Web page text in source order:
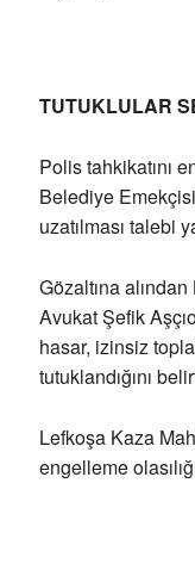
TUTUKLULAR
Polis tahkikatını
Belediye
uzatılması talebi
Gözaltına
Avukat Şefik
hasar, izinsiz
tutuklandığını
Lefkoşa Kaza
engelleme